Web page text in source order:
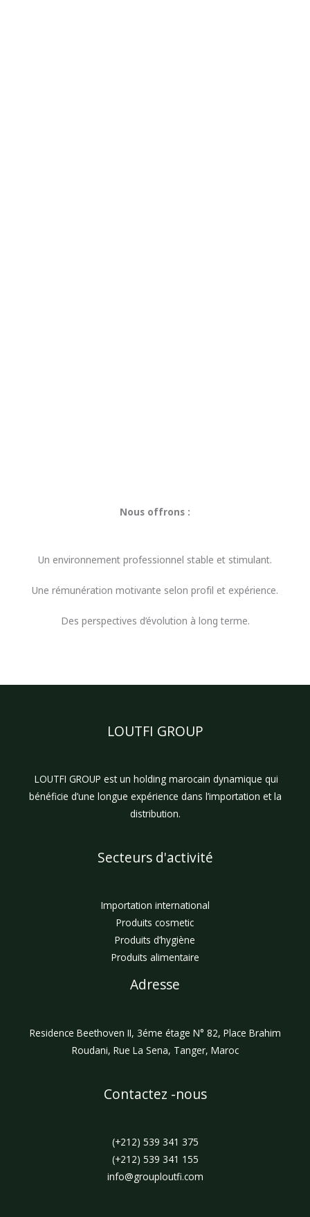
Nous offrons :
Un environnement professionnel stable et stimulant.
Une rémunération motivante selon profil et expérience.
Des perspectives d’évolution à long terme.
LOUTFI GROUP
LOUTFI GROUP est un holding marocain dynamique qui
bénéficie d’une longue expérience dans l’importation et la
distribution.
Secteurs d'activité
Importation international
Produits cosmetic
Produits d’hygiène
Produits alimentaire
Adresse
Residence Beethoven II, 3éme étage N° 82, Place Brahim
Roudani, Rue La Sena, Tanger, Maroc
Contactez -nous
(+212) 539 341 375
(+212) 539 341 155
info@grouploutfi.com